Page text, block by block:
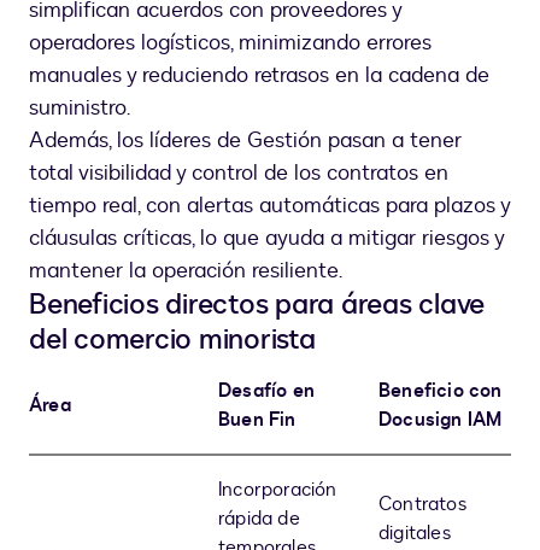
simplifican acuerdos con proveedores y
operadores logísticos, minimizando errores
manuales y reduciendo retrasos en la cadena de
suministro.
Además, los líderes de Gestión pasan a tener
total visibilidad y control de los contratos en
tiempo real, con alertas automáticas para plazos y
cláusulas críticas, lo que ayuda a mitigar riesgos y
mantener la operación resiliente.
Beneficios directos para áreas clave
del comercio minorista
Área
Desafío en
Buen Fin
Beneficio con
Docusign IAM
Incorporación
rápida de
Contratos
digitales